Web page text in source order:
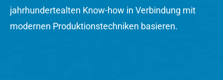
jahrhundertealten Know-how in Verbindung mit
modernen Produktionstechniken basieren.